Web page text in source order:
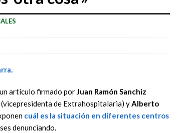
artículo firmado porJuan Ramón Sanchiz
(vicepresidenta de Extrahospitalaria) yAlberto
cuál es la situación en diferentes centros
denunciando.